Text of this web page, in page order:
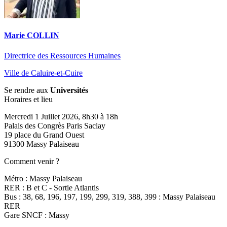
Marie COLLIN
Directrice des Ressources Humaines
Ville de Caluire-et-Cuire
Se rendre aux Universités
Horaires et lieu
Mercredi 1 Juillet 2026, 8h30 à 18h
Palais des Congrès Paris Saclay
19 place du Grand Ouest
91300 Massy Palaiseau
Comment venir ?
Métro : Massy Palaiseau
RER : B et C - Sortie Atlantis
Bus : 38, 68, 196, 197, 199, 299, 319, 388, 399 : Massy Palaiseau
RER
Gare SNCF : Massy